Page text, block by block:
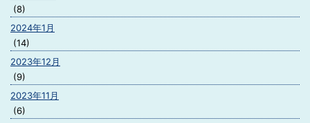
(8)
2024年1月
(14)
2023年12月
(9)
2023年11月
(6)